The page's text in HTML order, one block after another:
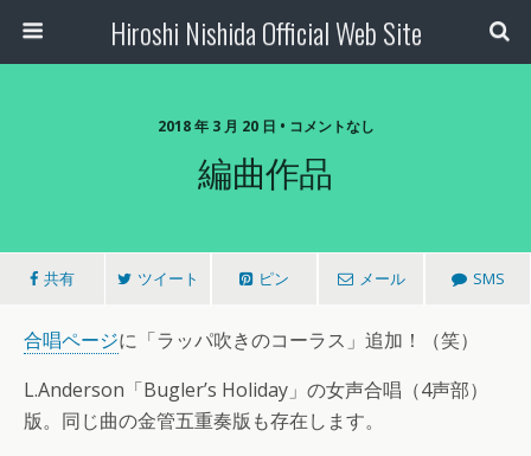
Hiroshi Nishida Official Web Site
2018 年 3 月 20 日 • コメントなし
編曲作品
共有 ツイート ピン メール SMS
合唱ページに「ラッパ吹きのコーラス」追加！（笑）
L.Anderson「Bugler’s Holiday」の女声合唱（4声部）
版。同じ曲の金管五重奏版も存在します。